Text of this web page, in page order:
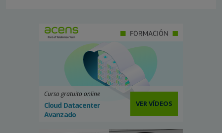
Curso gratuito online
Cloud Datacenter
Avanzado
VER VÍDEOS